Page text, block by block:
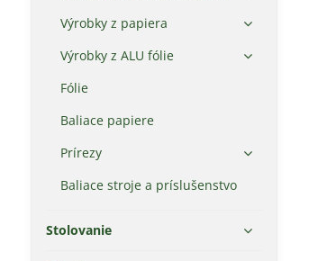
Výrobky z papiera
Výrobky z ALU fólie
Fólie
Baliace papiere
Prírezy
Baliace stroje a príslušenstvo
Stolovanie